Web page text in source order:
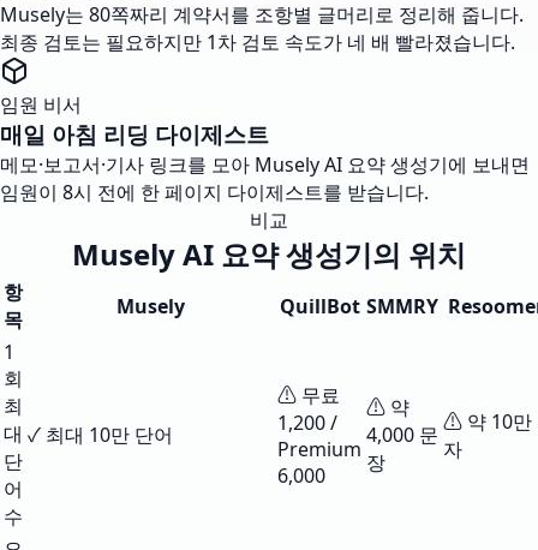
Musely는 80쪽짜리 계약서를 조항별 글머리로 정리해 줍니다.
최종 검토는 필요하지만 1차 검토 속도가 네 배 빨라졌습니다.
임원 비서
매일 아침 리딩 다이제스트
메모·보고서·기사 링크를 모아 Musely AI 요약 생성기에 보내면
임원이 8시 전에 한 페이지 다이제스트를 받습니다.
비교
Musely AI 요약 생성기의 위치
항
목
Musely QuillBot SMMRY
1
회
최
대
단
어
수
✓ 최대 10만 단어
⚠ 무료
1,200 /
Premium
6,000
⚠ 약
4,000 문
장
⚠ 약 10만
자